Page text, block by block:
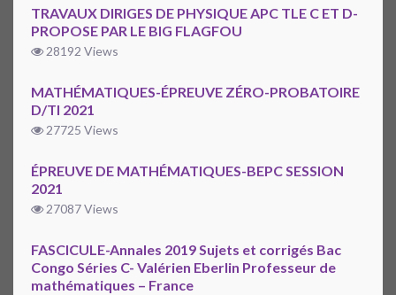
TRAVAUX DIRIGES DE PHYSIQUE APC TLE C ET D-
PROPOSE PAR LE BIG FLAGFOU
28192 Views
MATHÉMATIQUES-ÉPREUVE ZÉRO-PROBATOIRE
D/TI 2021
27725 Views
ÉPREUVE DE MATHÉMATIQUES-BEPC SESSION
2021
27087 Views
FASCICULE-Annales 2019 Sujets et corrigés Bac
Congo Séries C- Valérien Eberlin Professeur de
mathématiques – France